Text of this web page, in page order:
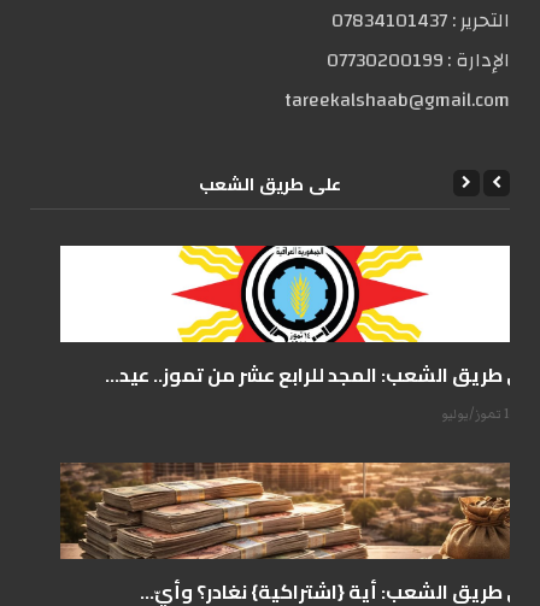
التحریر :07834101437
الإدارة :07730200199
tareekalshaab@gmail.com
علی طریق الشعب
على طريق الشعب: المجد للرابع عشر من تموز.. عيد...
14 تموز/يوليو
على طريق الشعب: أية {اشتراكية} نغادر؟ وأيّ...